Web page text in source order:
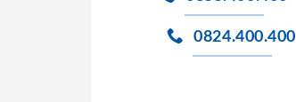
0824.400.400